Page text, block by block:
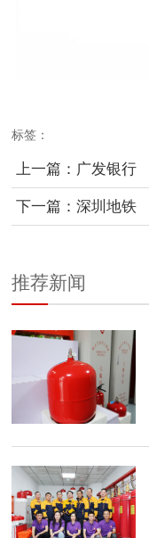
标签：
上一篇：广发银行
下一篇：深圳地铁
推荐新闻